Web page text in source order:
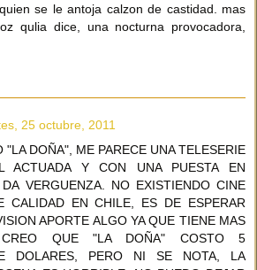
se le antoja calzon de castidad. mas
qulia dice, una nocturna provocadora,
25 octubre, 2011
"LA DOÑA", ME PARECE UNA TELESERIE
ACTUADA Y CON UNA PUESTA EN
VERGUENZA. NO EXISTIENDO CINE
CALIDAD EN CHILE, ES DE ESPERAR
APORTE ALGO YA QUE TIENE MAS
CREO QUE "LA DOÑA" COSTO 5
DOLARES, PERO NI SE NOTA, LA